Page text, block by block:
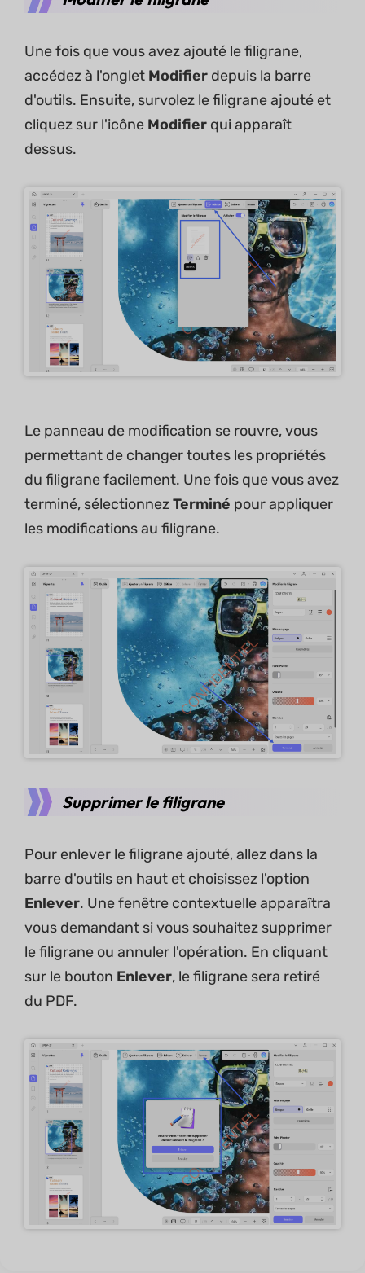
Une fois que vous avez ajouté le filigrane,
accédez à l'onglet Modifier depuis la barre
d'outils. Ensuite, survolez le filigrane ajouté et
cliquez sur l'icône Modifier qui apparaît
dessus.
Le panneau de modification se rouvre, vous
permettant de changer toutes les propriétés
du filigrane facilement. Une fois que vous avez
terminé, sélectionnezTerminé pour appliquer
les modifications au filigrane.
Supprimer le filigrane
Pour enlever le filigrane ajouté, allez dans la
barre d'outils en haut et choisissez l'option
Enlever. Une fenêtre contextuelle apparaîtra
vous demandant si vous souhaitez supprimer
le filigrane ou annuler l'opération. En cliquant
sur le bouton Enlever, le filigrane sera retiré
du PDF.